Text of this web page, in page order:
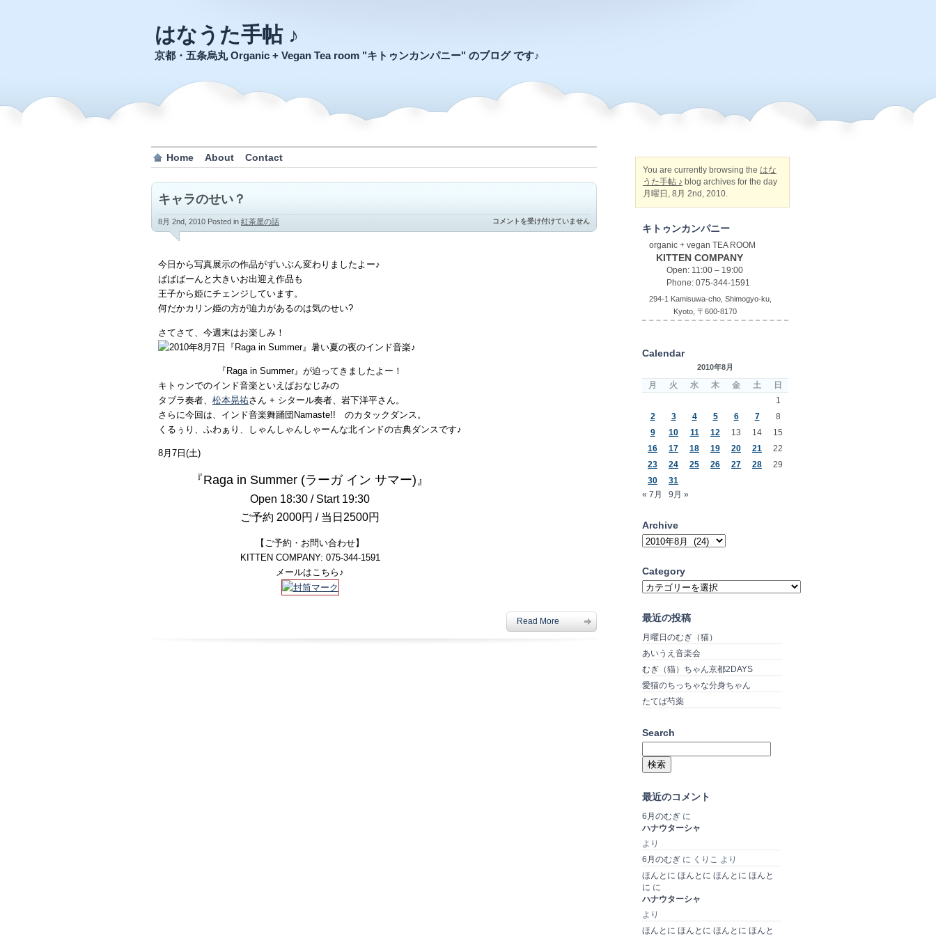
はなうた手帖 ♪
京都・五条烏丸 Organic + Vegan Tea room "キトゥンカンパニー" のブログ です♪
Home About Contact
キャラのせい？
8月 2nd, 2010 Posted in 紅茶屋の話
キ
ャ
コメントを受け付けていません
今日から写真展示の作品がずいぶん変わりましたよー♪
ばばばーんと大きいお出迎え作品も
王子から姫にチェンジしています。
何だかカリン姫の方が迫力があるのは気のせい?
さてさて、今週末はお楽しみ！
『Raga in Summer』が迫ってきましたよー！
キトゥンでのインド音楽といえばおなじみの
タブラ奏者、 松本晃祐さん + シタール奏者、岩下洋平さん。
さらに今回は、インド音楽舞踊団Namaste!! のカタックダンス。
くるぅり、ふわぁり、しゃんしゃんしゃーんな北インドの古典ダンスです♪
8月7日(土)
『Raga in Summer (ラーガ イン サマー)』
Open 18:30 / Start 19:30
ご予約 2000円 / 当日2500円
【ご予約・お問い合わせ】
KITTEN COMPANY: 075-344-1591
メールはこちら♪
Read More
You are currently browsing the はな
うた手帖 ♪ blog archives for the day
月曜日, 8月 2nd, 2010.
キトゥンカンパニー
organic + vegan TEA ROOM
KITTEN COMPANY
Open: 11:00 – 19:00
Phone: 075-344-1591
294-1 Kamisuwa-cho, Shimogyo-ku,
Kyoto, 〒600-8170
Calendar
2010年8月
月 火 水 木 金 土
日
1
2
3 4 5 6 7
8
9
10 11 12 13 14
15
16
17 18 19 20 21
22
23
24 25 26 27 28
29
30
31
« 7月
9月 »
Archive
Archive
Category
Category
最近の投稿
月曜日のむぎ（猫）
あいうえ音楽会
むぎ（猫）ちゃん京都2DAYS
愛猫のちっちゃな分身ちゃん
たてば芍薬
Search
索:
最近のコメント
6月のむぎ に
ハナウターシャ
より
6月のむぎ に くりこ より
ほんとに ほんとに ほんとに ほんと
に に
ハナウターシャ
より
ほんとに ほんとに ほんとに ほんと